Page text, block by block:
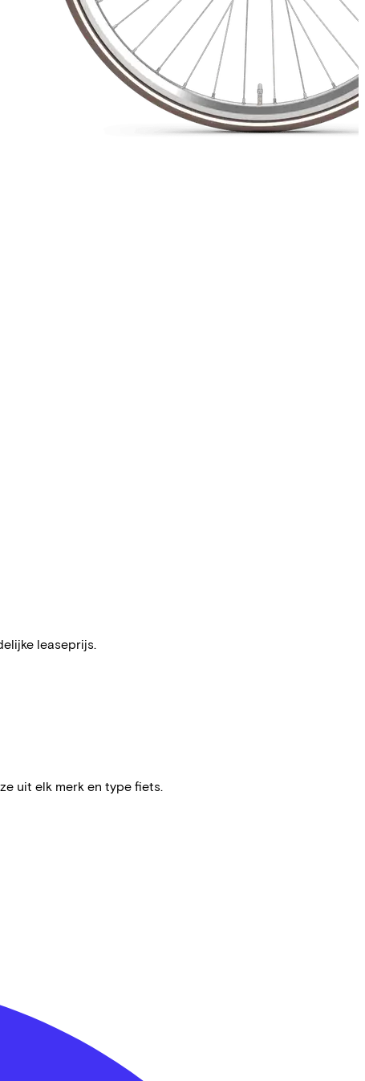
leaseprijs.
uit elk merk en type fiets.